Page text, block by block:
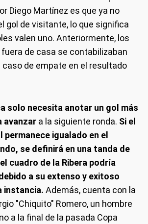
Diego Martínez es que ya no
gol de visitante, lo que significa
valen uno. Anteriormente, los
de casa se contabilizaban
caso de empate en el resultado
solo necesita anotar un gol más
avanzar a la siguiente ronda. Si el
igualado en el
se definirá en una tanda de
cuadro de la Ribera podría
a su extenso y exitoso
instancia. Además, cuenta con la
"Chiquito" Romero, un hombre
a la final de la pasada Copa